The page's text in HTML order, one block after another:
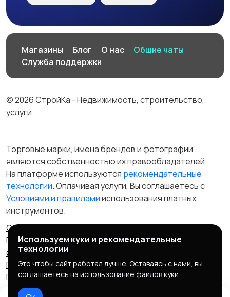
Магазины Блог О нас
Общие чаты
Служба поддержки
© 2026 СтройКа - Недвижимость, строительство,
услуги
Торговые марки, имена брендов и фотографии
являются собственностью их правообладателей.
На платформе используются рекомендательные
технологии. Оплачивая услуги, Вы соглашаетесь c
Условиями и правиламииспользования платных
инструментов.
Отказ от ответственности
Правила сервиса
Политика конфиденциальности
Пользовательское
соглашение
Запрещенные товары/услуги
Правообладателям
Партнерская программа
Политика cookie
Используем куки и рекомендательные
технологии
Это чтобы сайт работал лучше. Оставаясь с нами, вы
соглашаетесь на использование файлов куки.